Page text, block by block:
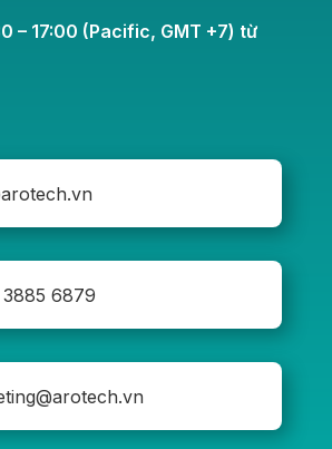
– 17:00 (Pacific, GMT +7) từ
6879